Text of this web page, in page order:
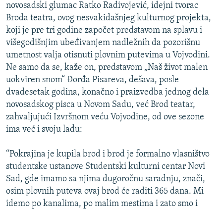
ISPRIČAJ MI
DNEVNO@RSE
SPECIJALI RSE
VIŠE OD NASLOVA
GENOCID U SREBRENICI
POPLAVE I KLIZIŠTA U BIH 2024.
TV LIBERTY
POST SCRIPTUM
MOJA EVROPA
TRI DECENIJE OD RATA U BIH
SVE KARTE DEJTONA
NASTANAK I RASPAD JUGOSLAVIJE
PRATITE NAS
Sve RFE/RL stranice
novosadski glumac Ratko Radivojević, idejni tvorac
Broda teatra, ovog nesvakidašnjeg kulturnog projekta,
koji je pre tri godine započet predstavom na splavu i
višegodišnjim ubeđivanjem nadležnih da pozorišnu
umetnost valja otisnuti plovnim putevima u Vojvodini.
Ne samo da se, kaže on, predstavom „Naš život malen
uokviren snom“ Đorđa Pisareva, dešava, posle
dvadesetak godina, konačno i praizvedba jednog dela
novosadskog pisca u Novom Sadu, već Brod teatar,
zahvaljujući Izvršnom veću Vojvodine, od ove sezone
ima već i svoju lađu:
“Pokrajina je kupila brod i brod je formalno vlasništvo
studentske ustanove Studentski kulturni centar Novi
Sad, gde imamo sa njima dugoročnu saradnju, znači,
osim plovnih puteva ovaj brod će raditi 365 dana. Mi
idemo po kanalima, po malim mestima i zato smo i